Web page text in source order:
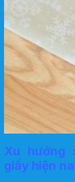
Xu hướng
giấy hiện